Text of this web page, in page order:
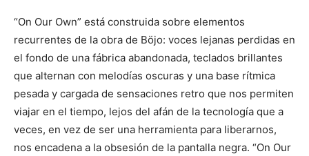
“On Our Own” está construida sobre elementos
recurrentes de la obra de Böjo: voces lejanas perdidas en
el fondo de una fábrica abandonada, teclados brillantes
que alternan con melodías oscuras y una base rítmica
pesada y cargada de sensaciones retro que nos permiten
viajar en el tiempo, lejos del afán de la tecnología que a
veces, en vez de ser una herramienta para liberarnos,
nos encadena a la obsesión de la pantalla negra. “On Our